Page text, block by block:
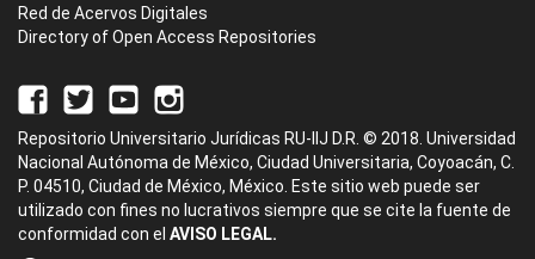
Red de Acervos Digitales
Directory of Open Access Repositories
Repositorio Universitario Jurídicas RU-IIJ D.R. © 2018. Universidad
Nacional Autónoma de México, Ciudad Universitaria, Coyoacán, C.
P. 04510, Ciudad de México, México. Este sitio web puede ser
utilizado con fines no lucrativos siempre que se cite la fuente de
conformidad con el AVISO LEGAL.